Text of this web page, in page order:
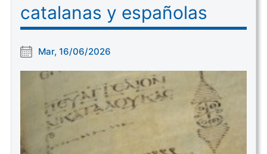
catalanas y españolas
Mar, 16/06/2026